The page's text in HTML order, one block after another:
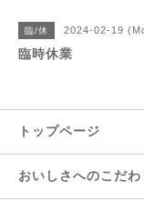
臨/休 2024-02-19
臨時休業
トップページ
おいしさへのこだわ